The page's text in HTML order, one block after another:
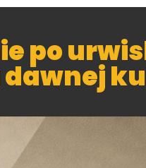
po
dawnej